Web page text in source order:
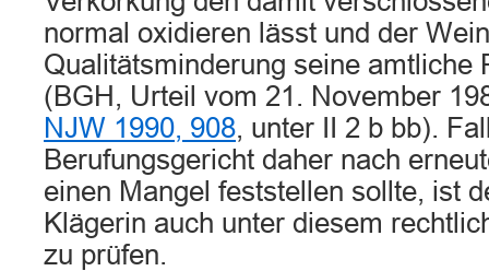
normal oxidieren lässt und der
Qualitätsminderung seine amtliche
(BGH, Urteil vom 21. November
NJW 1990, 908, unter II 2 b bb).
Berufungsgericht daher nach
einen Mangel feststellen sollte, ist
Klägerin auch unter diesem
zu prüfen.